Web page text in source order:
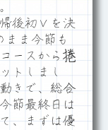
後初Ｖを決
ま今節も
ースから捲
トしまし
きで、総合
節最終日は
、まずは優